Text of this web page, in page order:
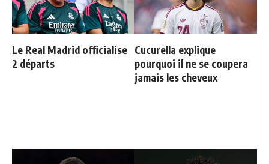
Le Real Madrid officialise
2 départs
Cucurella explique
pourquoi il ne se coupera
jamais les cheveux